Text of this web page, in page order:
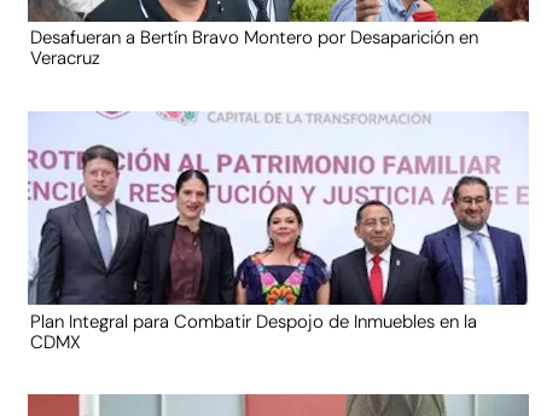
Desafueran a Bertín Bravo Montero por Desaparición en
Veracruz
Plan Integral para Combatir Despojo de Inmuebles en la
CDMX